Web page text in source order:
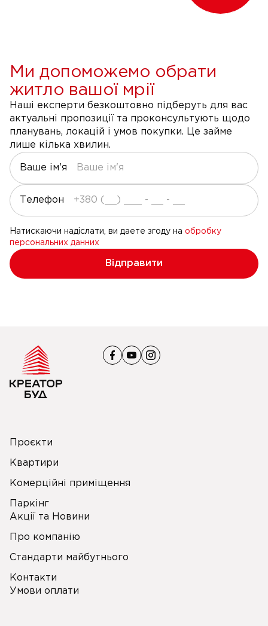
Ми допоможемо обрати
житло вашої мрії
Наші експерти безкоштовно підберуть для вас
актуальні пропозиції та проконсультують щодо
планувань, локацій і умов покупки. Це займе
лише кілька хвилин.
Ваше ім'я
Телефон
Натискаючи надіслати, ви даете згоду на обробку
персональних данних
Відправити
Проєкти
Квартири
Комерційні приміщення
Паркінг
Акції та Новини
Про компанію
Стандарти майбутнього
Контакти
Умови оплати